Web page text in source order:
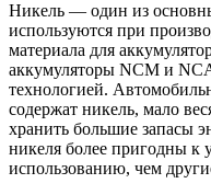
Никель — один из
используются при
материала для
аккумуляторы NCM и
технологией.
содержат никель, мало
хранить большие запасы
никеля более пригодны к
использованию, чем